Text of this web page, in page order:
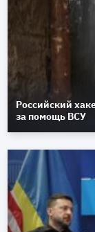
Российский
за помощь ВСУ